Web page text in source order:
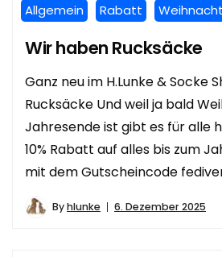
Allgemein Rabatt Weihnacht
Wir haben Rucksäcke
Ganz neu im H.Lunke & Socke
Rucksäcke Und weil ja bald
Jahresende ist gibt es für alle
10% Rabatt auf alles bis zum
mit dem Gutscheincode
Byhlunke 6. Dezember 2025